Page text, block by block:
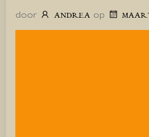
door ANDREA op